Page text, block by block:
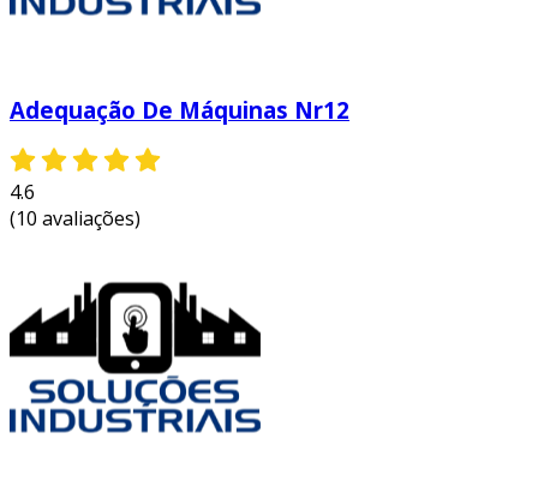
Adequação De Máquinas Nr12
4.6
(10 avaliações)